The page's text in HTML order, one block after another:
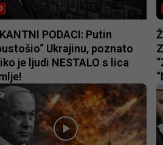
PODACI: Putin
Ukrajinu, poznato
je ljudi NESTALO s lica